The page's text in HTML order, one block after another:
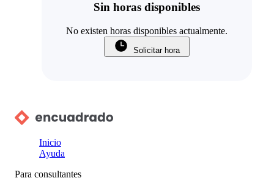
Sin horas disponibles
No existen horas disponibles actualmente.
Solicitar hora
Inicio
Ayuda
Para consultantes